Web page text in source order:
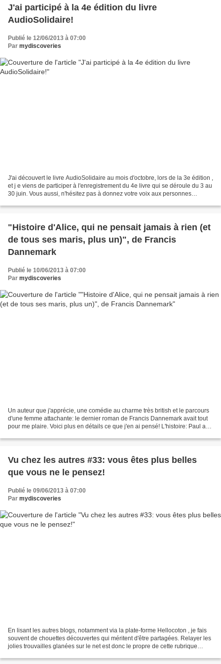
J'ai participé à la 4e édition du livre
AudioSolidaire!
Publié le 12/06/2013 à 07:00
Par mydiscoveries
J'ai découvert le livre AudioSolidaire au mois d'octobre, lors de la 3e édition ,
et j e viens de participer à l'enregistrement du 4e livre qui se déroule du 3 au
30 juin. Vous aussi, n'hésitez pas à donnez votre voix aux personnes
"Histoire d'Alice, qui ne pensait jamais à rien (et
de tous ses maris, plus un)", de Francis
Dannemark
Publié le 10/06/2013 à 07:00
Par mydiscoveries
Un auteur que j'apprécie, une comédie au charme très british et le parcours
d'une femme attachante: le dernier roman de Francis Dannemark avait tout
pour me plaire. Voici plus en détails ce que j'en ai pensé! L'histoire: Paul a
Vu chez les autres #33: vous êtes plus belles
que vous ne le pensez!
Publié le 09/06/2013 à 07:00
Par mydiscoveries
En lisant les autres blogs, notamment via la plate-forme Hellocoton , je fais
souvent de chouettes découvertes qui méritent d'être partagées. Relayer les
jolies trouvailles glanées sur le net est donc le propre de cette rubrique